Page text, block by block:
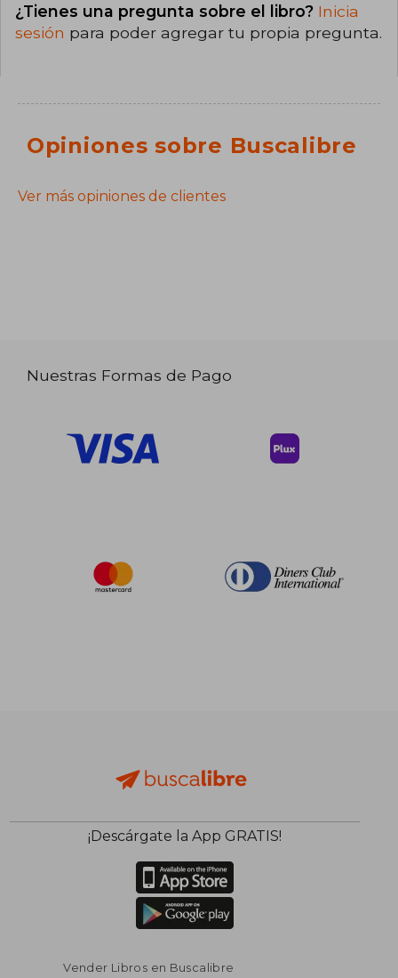
¿Tienes una pregunta sobre el libro? Inicia
sesión para poder agregar tu propia pregunta.
Opiniones sobre Buscalibre
Ver más opiniones de clientes
Nuestras Formas de Pago
¡Descárgate la App GRATIS!
Vender Libros en Buscalibre